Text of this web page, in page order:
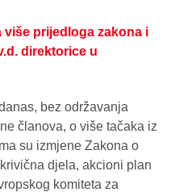
više prijedloga zakona i
direktorice u
bez održavanja
članova, o više tačaka iz
su izmjene Zakona o
djela, akcioni plan
komiteta za